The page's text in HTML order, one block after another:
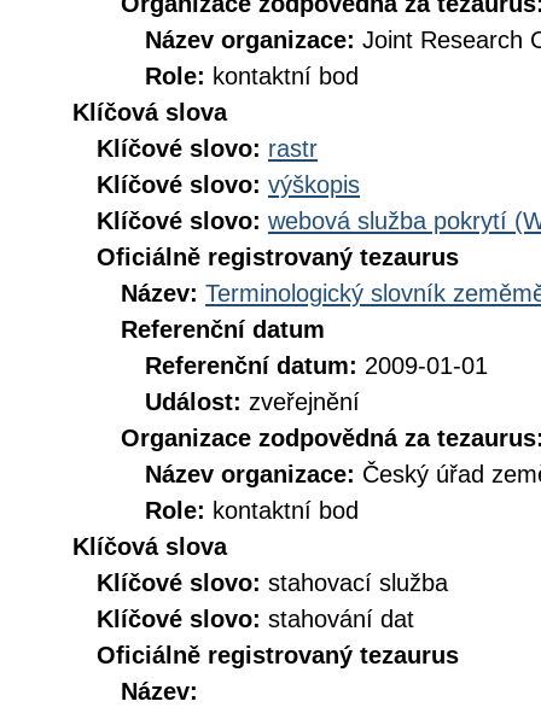
Název organizace: Joint Research
Role: kontaktní bod
Klíčová slova
Klíčové slovo: rastr
Klíčové slovo: výškopis
Klíčové slovo: webová služba pokrytí
Oficiálně registrovaný tezaurus
Název: Terminologický slovník
Referenční datum
Referenční datum: 2009-01-01
Událost: zveřejnění
Organizace zodpovědná za
Název organizace: Český úřad
Role: kontaktní bod
Klíčová slova
Klíčové slovo: stahovací služba
Klíčové slovo: stahování dat
Oficiálně registrovaný tezaurus
Název: